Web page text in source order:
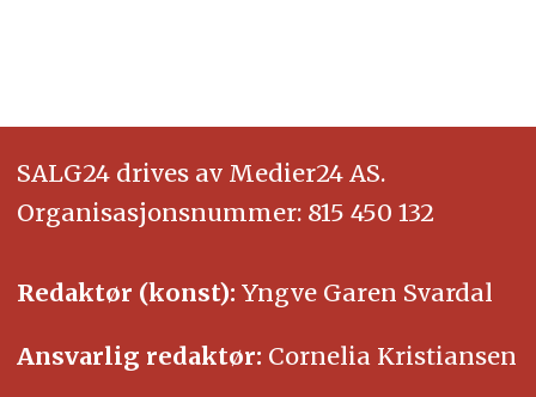
SALG24 drives av Medier24 AS.
Organisasjonsnummer: 815 450 132
Redaktør (konst): Yngve Garen Svardal
Ansvarlig redaktør: Cornelia Kristiansen